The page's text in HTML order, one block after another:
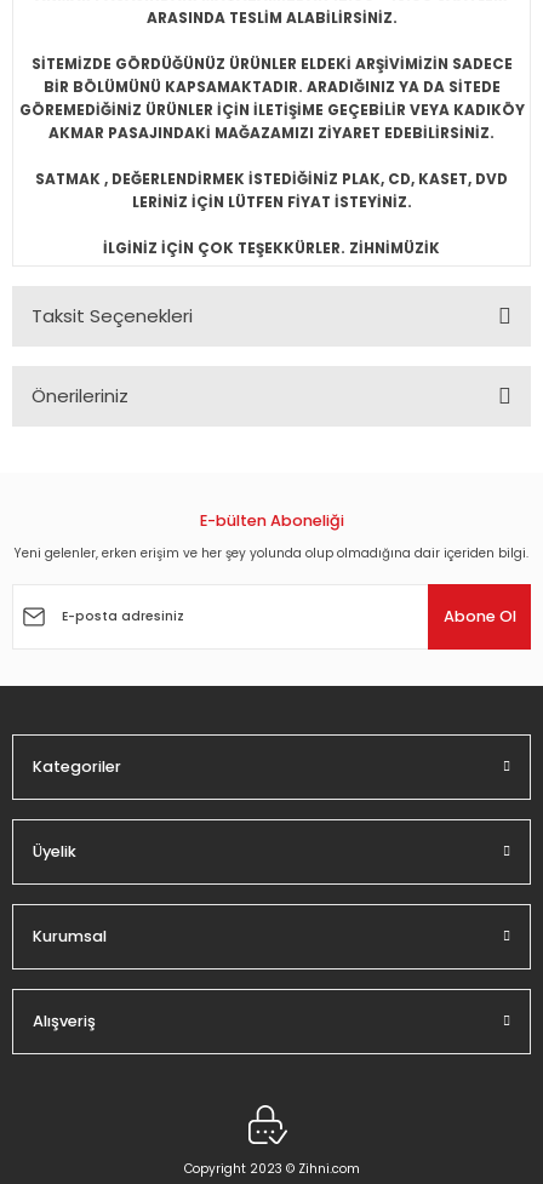
ARASINDA TESLİM ALABİLİRSİNİZ.
SİTEMİZDE GÖRDÜĞÜNÜZ ÜRÜNLER ELDEKİ ARŞİVİMİZİN SADECE
BİR BÖLÜMÜNÜ KAPSAMAKTADIR. ARADIĞINIZ YA DA SİTEDE
GÖREMEDİĞİNİZ ÜRÜNLER İÇİN İLETİŞİME GEÇEBİLİR VEYA KADIKÖY
AKMAR PASAJINDAKİ MAĞAZAMIZI ZİYARET EDEBİLİRSİNİZ.
SATMAK , DEĞERLENDİRMEK İSTEDİĞİNİZ PLAK, CD, KASET, DVD
LERİNİZ İÇİN LÜTFEN FİYAT İSTEYİNİZ.
İLGİNİZ İÇİN ÇOK TEŞEKKÜRLER. ZİHNİMÜZİK
Taksit Seçenekleri
Önerileriniz
Görüş ve önerileriniz için teşekkür ederiz.
Ürün açıklamasında eksik bilgiler bulunuyor.
E-bülten Aboneliği
Yeni gelenler, erken erişim ve her şey yolunda olup olmadığına dair içeriden bilgi.
Abone Ol
Kategoriler
Üyelik
Kurumsal
Alışveriş
Copyright 2023 © Zihni.com